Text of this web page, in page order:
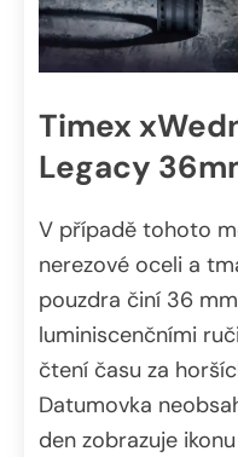
Timex x
Legacy
V případě tohoto
nerezové oceli a
pouzdra činí 36
luminiscenčními
čtení času za
Datumovka
den zobrazuje